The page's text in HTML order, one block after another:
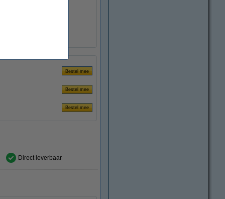
Direct leverbaar